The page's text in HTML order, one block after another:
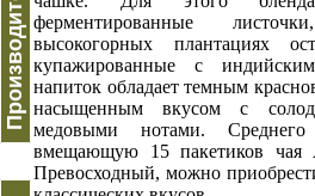
ферментированные
высокогорных плантациях
купажированные с
напиток обладает темным
насыщенным вкусом с
медовыми нотами. Среднего
вмещающую 15 пакетиков чая
Превосходный, можно